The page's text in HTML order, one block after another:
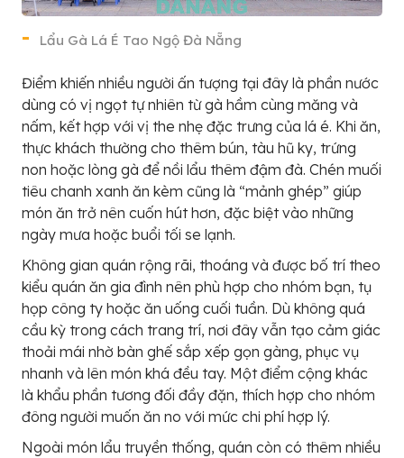
Lẩu Gà Lá É Tao Ngộ Đà Nẵng
Điểm khiến nhiều người ấn tượng tại đây là phần nước
dùng có vị ngọt tự nhiên từ gà hầm cùng măng và
nấm, kết hợp với vị the nhẹ đặc trưng của lá é. Khi ăn,
thực khách thường cho thêm bún, tàu hũ ky, trứng
non hoặc lòng gà để nồi lẩu thêm đậm đà. Chén muối
tiêu chanh xanh ăn kèm cũng là “mảnh ghép” giúp
món ăn trở nên cuốn hút hơn, đặc biệt vào những
ngày mưa hoặc buổi tối se lạnh.
Không gian quán rộng rãi, thoáng và được bố trí theo
kiểu quán ăn gia đình nên phù hợp cho nhóm bạn, tụ
họp công ty hoặc ăn uống cuối tuần. Dù không quá
cầu kỳ trong cách trang trí, nơi đây vẫn tạo cảm giác
thoải mái nhờ bàn ghế sắp xếp gọn gàng, phục vụ
nhanh và lên món khá đều tay. Một điểm cộng khác
là khẩu phần tương đối đầy đặn, thích hợp cho nhóm
đông người muốn ăn no với mức chi phí hợp lý.
Ngoài món lẩu truyền thống, quán còn có thêm nhiều